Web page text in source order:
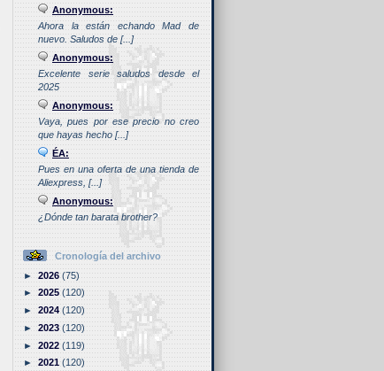
Anonymous:
Ahora la están echando Mad de
nuevo. Saludos de [...]
Anonymous:
Excelente serie saludos desde el
2025
Anonymous:
Vaya, pues por ese precio no creo
que hayas hecho [...]
ÉA:
Pues en una oferta de una tienda de
Aliexpress, [...]
Anonymous:
¿Dónde tan barata brother?
Cronología del archivo
►2026(75)
►2025(120)
►2024(120)
►2023(120)
►2022(119)
►2021(120)